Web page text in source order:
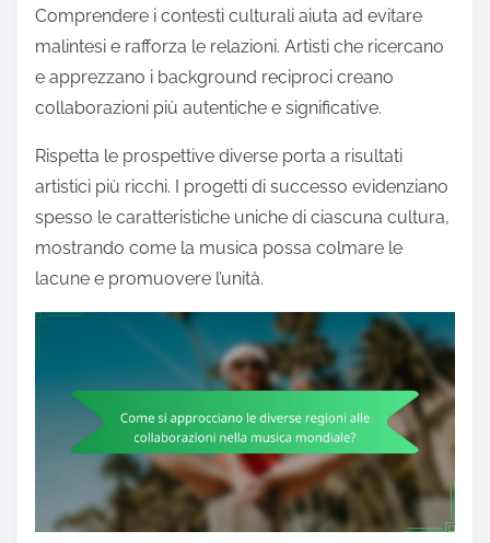
Comprendere i contesti culturali aiuta ad evitare
malintesi e rafforza le relazioni. Artisti che ricercano
e apprezzano i background reciproci creano
collaborazioni più autentiche e significative.
Rispetta le prospettive diverse porta a risultati
artistici più ricchi. I progetti di successo evidenziano
spesso le caratteristiche uniche di ciascuna cultura,
mostrando come la musica possa colmare le
lacune e promuovere l’unità.